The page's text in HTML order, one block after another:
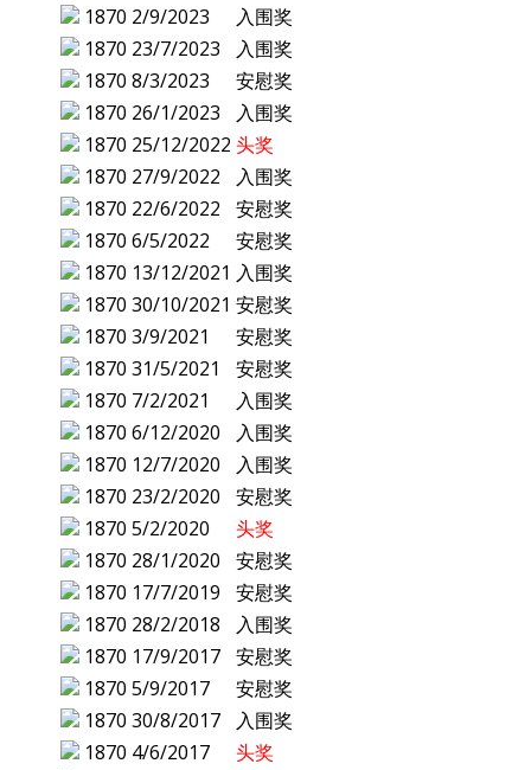
1870 2/9/2023
入围奖
1870 23/7/2023
入围奖
1870 8/3/2023
安慰奖
1870 26/1/2023
入围奖
1870 25/12/2022 头奖
1870 27/9/2022
入围奖
1870 22/6/2022
安慰奖
1870 6/5/2022
安慰奖
1870 13/12/2021 入围奖
1870 30/10/2021 安慰奖
1870 3/9/2021
安慰奖
1870 31/5/2021
安慰奖
1870 7/2/2021
入围奖
1870 6/12/2020
入围奖
1870 12/7/2020
入围奖
1870 23/2/2020
安慰奖
1870 5/2/2020
头奖
1870 28/1/2020
安慰奖
1870 17/7/2019
安慰奖
1870 28/2/2018
入围奖
1870 17/9/2017 安慰奖
1870 5/9/2017
安慰奖
1870 30/8/2017
入围奖
1870 4/6/2017
头奖